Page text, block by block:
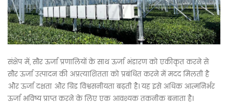
संक्षेप में, सौर ऊर्जा प्रणालियों के साथ ऊर्जा भंडारण को एकीकृत करने से
सौर ऊर्जा उत्पादन की अप्रत्याशितता को प्रबंधित करने में मदद मिलती है
और ऊर्जा दक्षता और ग्रिड विश्वसनीयता बढ़ती है। यह इसे अधिक आत्मनिर्भर
ऊर्जा भविष्य प्राप्त करने के लिए एक आवश्यक तकनीक बनाता है।